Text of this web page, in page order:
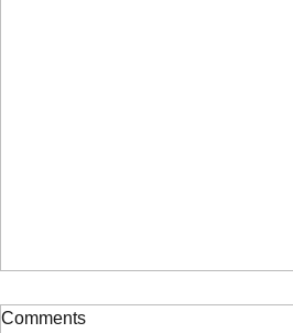
ΠΙΝΑΚΑΣ ΚΑΤΑΞΗΣ ΣΟΧ
Comments